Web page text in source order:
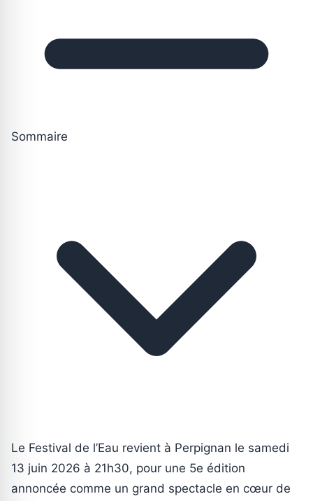
Sommaire
Le Festival de l’Eau revient à Perpignan le samedi
13 juin 2026 à 21h30, pour une 5e édition
annoncée comme un grand spectacle en cœur de